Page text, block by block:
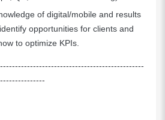
of digital/mobile and results
opportunities for clients and
to optimize KPIs.